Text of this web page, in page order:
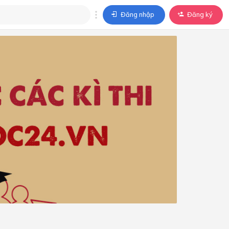
Đăng nhập Đăng ký